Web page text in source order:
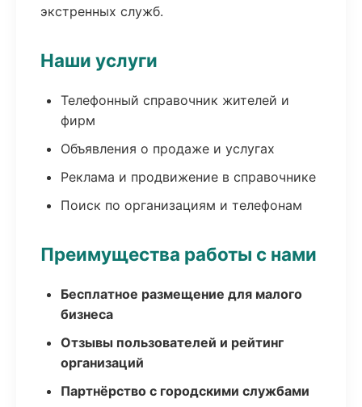
экстренных служб.
Наши услуги
Телефонный справочник жителей и
фирм
Объявления о продаже и услугах
Реклама и продвижение в справочнике
Поиск по организациям и телефонам
Преимущества работы с нами
Бесплатное размещение для малого
бизнеса
Отзывы пользователей и рейтинг
организаций
Партнёрство с городскими службами